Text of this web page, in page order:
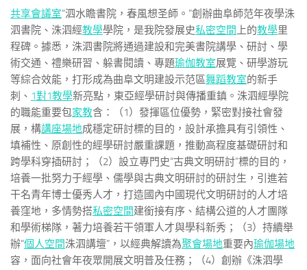
共享會議室“泗水瞻書院，春風想圣師。”創辦曲阜師范年夜學洙
泗書院、洙泗經教學學院，是我院發展史私密空間 上的教學里
程碑。據悉，洙泗書院將通過建設和完美書院講學、研討、學
術交通、禮樂研習、躲書閱讀、專題瑜伽教室展覽、研學游玩
等綜合效能，打形成為曲阜文明建設示范區舞蹈教室的新手
刺、 1對1教學新亮點，東亞經學研討與傳播重鎮。洙泗經學院
的職能重要包家教含：（1）發揮區位優勢，緊密對接社會發
展，構講座場地成穩定研討標的目的，設計承擔具有引領性、
填補性、原創性的經學研討嚴重課題，推動高程度基礎研討和
跨學科穿插研討；（2）設立專門史“古典文明研討”標的目的，
培養一批努力于經學、儒學與古典文明研討的研討生，引進若
干名青年博士優秀人才，打造國內中國現代文明研討的人才培
養窪地，多情勢搭私密空間建銜接有序、結構公道的人才團隊
和學術梯隊，著力培養若干領軍人才與學科新秀；（3）持續舉
辦“個人空間洙泗講壇”，以經典解讀為聚會場地重要內瑜伽場地
容，面向社會年夜眾開展文明普及任務；（4）創辦《洙泗學